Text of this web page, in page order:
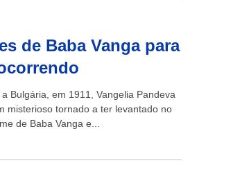
de Baba Vanga para
Bulgária, em 1911, Vangelia Pandeva
misterioso tornado a ter levantado no
de Baba Vanga e...